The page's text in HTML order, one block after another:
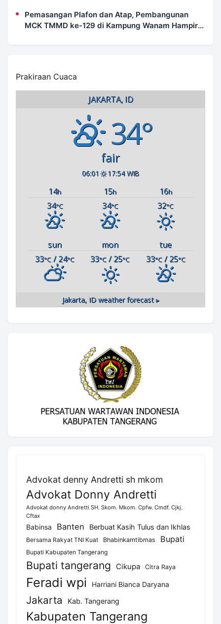
Pemasangan Plafon dan Atap, Pembangunan
MCK TMMD ke-129 di Kampung Wanam Hampir
Prakiraan Cuaca
JAKARTA, ID
34°
fair
06:01 17:54 WIB
14h 15h 16h
34°C 34°C 32°C
sun mon
tue
33°C / 24°C 33°C / 25°C 33°C/ 25°C
Jakarta, IDweather forecast ▸
Advokat denny Andretti sh mkom
Advokat Donny Andretti
Advokat donny Andretti SH. Skom. Mkom. Cpfw. Cmdf. Cjkj.
Cftax
Babinsa Banten Berbuat Kasih Tulus dan Ikhlas
Bersama Rakyat TNI Kuat Bhabinkamtibmas Bupati
Bupati Kabupaten Tangerang
Bupati tangerang Cikupa Citra Raya
Feradi wpi Harriani Bianca Daryana
Jakarta Kab. Tangerang
Kabupaten Tangerang